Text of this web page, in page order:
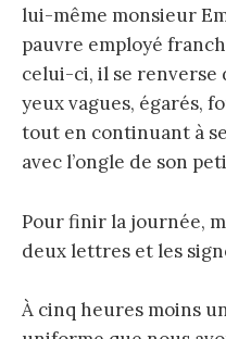
lui-même monsieur
pauvre employé
celui-ci, il se renverse
yeux vagues, égarés,
tout en continuant à
avec l’ongle de son
Pour finir la journée,
deux lettres et les
À cinq heures moins